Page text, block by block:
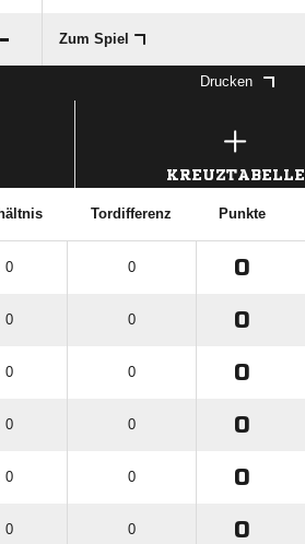
Zum Spiel
Drucken
KREUZTABELLE
Tordifferenz Punkte
0 0 0
0 0 0
0 0 0
0 0 0
0 0 0
0 0 0